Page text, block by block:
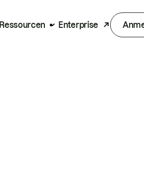
Ressourcen Enterprise